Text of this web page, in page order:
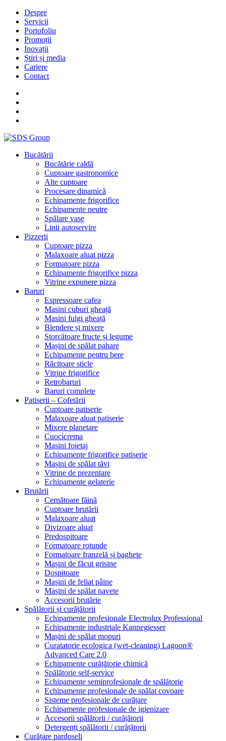
Despre
Servicii
Portofoliu
Promoții
Inovații
Știri și media
Cariere
Contact
Bucătării
Bucătărie caldă
Cuptoare gastronomice
Alte cuptoare
Procesare dinamică
Echipamente frigorifice
Echipamente neutre
Spălare vase
Linii autoservire
Pizzerii
Cuptoare pizza
Malaxoare aluat pizza
Formatoare pizza
Echipamente frigorifice pizza
Vitrine expunere pizza
Baruri
Espressoare cafea
Masini cuburi gheață
Masini fulgi gheață
Blendere și mixere
Storcătoare fructe și legume
Mașini de spălat pahare
Echipamente pentru bere
Răcitoare sticle
Vitrine frigorifice
Retrobaruri
Baruri complete
Patiserii – Cofetării
Cuptoare patiserie
Malaxoare aluat patiserie
Mixere planetare
Cuocicrema
Masini foietaj
Echipamente frigorifice patiserie
Mașini de spălat tăvi
Vitrine de prezentare
Echipamente gelaterie
Brutării
Cernătoare făină
Cuptoare brutării
Malaxoare aluat
Divizoare aluat
Predospitoare
Formatoare rotunde
Formatoare franzelă și baghete
Mașini de făcut grisine
Dospitoare
Mașini de feliat pâine
Mașini de spălat navete
Accesorii brutărie
Spălătorii și curățătorii
Echipamente profesionale Electrolux Professional
Echipamente industriale Kannegiesser
Mașini de spălat mopuri
Curatatorie ecologica (wet-cleaning) Lagoon®
Advanced Care 2.0
Echipamente curățătorie chimică
Spălătorie self-service
Echipamente semiprofesionale de spălătorie
Echipamente profesionale de spălat covoare
Sisteme profesionale de curățare
Echipamente profesionale de igienizare
Accesorii spălătorii / curățătorii
Detergenți spălătorii / curățătorii
Curățare pardoseli